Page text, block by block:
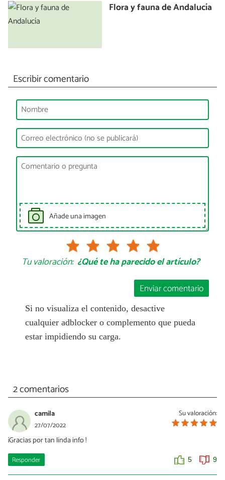
Flora y fauna de Andalucía
Escribir comentario
Añade una imagen
Tu valoración: ¿Qué te ha parecido el artículo?
Enviar comentario
Si no visualiza el contenido, desactive
cualquier adblocker o complemento que pueda
estar impidiendo su carga.
2 comentarios
Su valoración:
camila
27/07/2022
¡Gracias por tan linda info !
Responder 5 9